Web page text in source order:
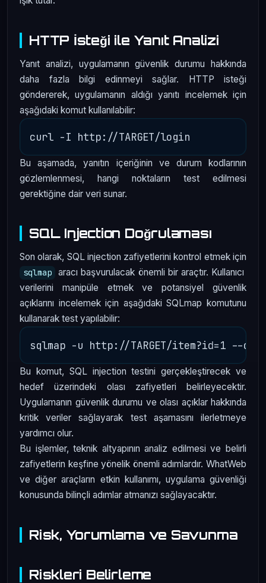
HTTP İsteği ile Yanıt Analizi
Yanıt analizi, uygulamanın güvenlik durumu hakkında
daha fazla bilgi edinmeyi sağlar. HTTP isteği
göndererek, uygulamanın aldığı yanıtı incelemek için
aşağıdaki komut kullanılabilir:
Bu aşamada, yanıtın içeriğinin ve durum kodlarının
gözlemlenmesi, hangi noktaların test edilmesi
gerektiğine dair veri sunar.
SQL Injection Doğrulaması
Son olarak, SQL injection zafiyetlerini kontrol etmek için
sqlmap
aracı başvurulacak önemli bir araçtır. Kullanıcı
verilerini manipüle etmek ve potansiyel güvenlik
açıklarını incelemek için aşağıdaki SQLmap komutunu
kullanarak test yapılabilir:
Bu komut, SQL injection testini gerçekleştirecek ve
hedef üzerindeki olası zafiyetleri belirleyecektir.
Uygulamanın güvenlik durumu ve olası açıklar hakkında
kritik veriler sağlayarak test aşamasını ilerletmeye
yardımcı olur.
Bu işlemler, teknik altyapının analiz edilmesi ve belirli
zafiyetlerin keşfine yönelik önemli adımlardır. WhatWeb
ve diğer araçların etkin kullanımı, uygulama güvenliği
konusunda bilinçli adımlar atmanızı sağlayacaktır.
Risk, Yorumlama ve Savunma
Riskleri Belirleme